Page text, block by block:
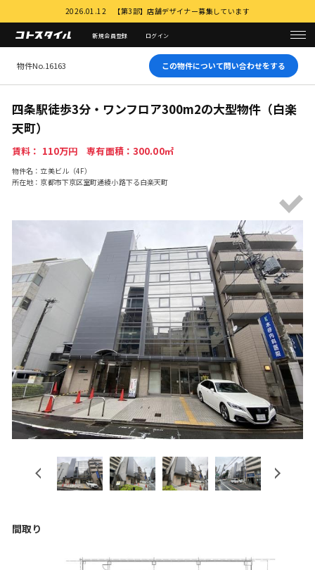
2026.01.12 【第3部】店舗デザイナー募集しています
新規会員登録 ログイン
物件No.16163 この物件について問い合わせをする
四条駅徒歩3分・ワンフロア300m2の大型物件（白楽
天町）
賃料： 110万円 専有面積：300.00㎡
物件名：立美ビル（4F）
所在地：京都市下京区室町通綾⼩路下る⽩楽天町
Previous
間取り